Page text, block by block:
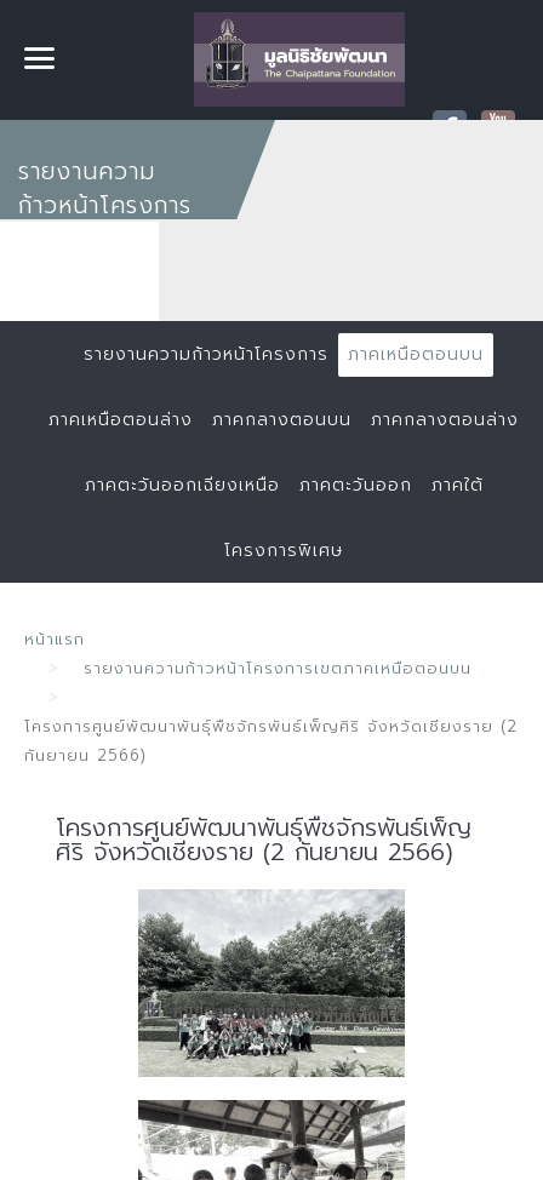
รายงานความ
ก้าวหน้าโครงการ
รายงานความก้าวหน้าโครงการ ภาคเหนือตอนบน
ภาคเหนือตอนล่าง ภาคกลางตอนบน ภาคกลางตอนล่าง
ภาคตะวันออกเฉียงเหนือ ภาคตะวันออก ภาคใต้
โครงการพิเศษ
หน้าแรก
รายงานความก้าวหน้าโครงการเขตภาคเหนือตอนบน
โครงการศูนย์พัฒนาพันธุ์พืชจักรพันธ์เพ็ญศิริ จังหวัดเชียงราย (2
กันยายน 2566)
โครงการศูนย์พัฒนาพันธุ์พืชจักรพันธ์เพ็ญ
ศิริ จังหวัดเชียงราย (2 กันยายน 2566)